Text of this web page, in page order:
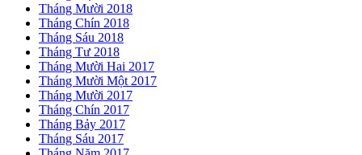
Tháng Mười 2018
Tháng Chín 2018
Tháng Sáu 2018
Tháng Tư 2018
Tháng Mười Hai 2017
Tháng Mười Một 2017
Tháng Mười 2017
Tháng Chín 2017
Tháng Bảy 2017
Tháng Sáu 2017